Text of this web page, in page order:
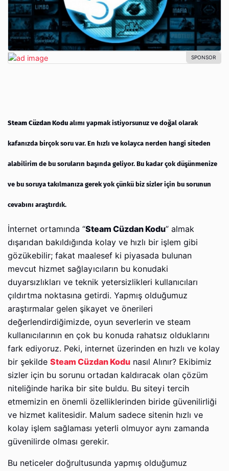
Steam Cüzdan Kodu alımı yapmak istiyorsunuz ve doğal olarak
kafanızda birçok soru var. En hızlı ve kolayca nerden hangi siteden
alabilirim de bu soruların başında geliyor. Bu kadar çok düşünmenize
ve bu soruya takılmanıza gerek yok çünkü biz sizler için bu sorunun
cevabını araştırdık.
İnternet ortamında “Steam Cüzdan Kodu” almak
dışarıdan bakıldığında kolay ve hızlı bir işlem gibi
gözükebilir; fakat maalesef ki piyasada bulunan
mevcut hizmet sağlayıcıların bu konudaki
duyarsızlıkları ve teknik yetersizlikleri kullanıcıları
çıldırtma noktasına getirdi. Yapmış olduğumuz
araştırmalar gelen şikayet ve önerileri
değerlendirdiğimizde, oyun severlerin ve steam
kullanıcılarının en çok bu konuda rahatsız olduklarını
fark ediyoruz. Peki, internet üzerinden en hızlı ve kolay
bir şekilde Steam Cüzdan Kodu nasıl Alınır? Ekibimiz
sizler için bu sorunu ortadan kaldıracak olan çözüm
niteliğinde harika bir site buldu. Bu siteyi tercih
etmemizin en önemli özelliklerinden biride güvenilirliği
ve hizmet kalitesidir. Malum sadece sitenin hızlı ve
kolay işlem sağlaması yeterli olmuyor aynı zamanda
güvenilirde olması gerekir.
Bu neticeler doğrultusunda yapmış olduğumuz